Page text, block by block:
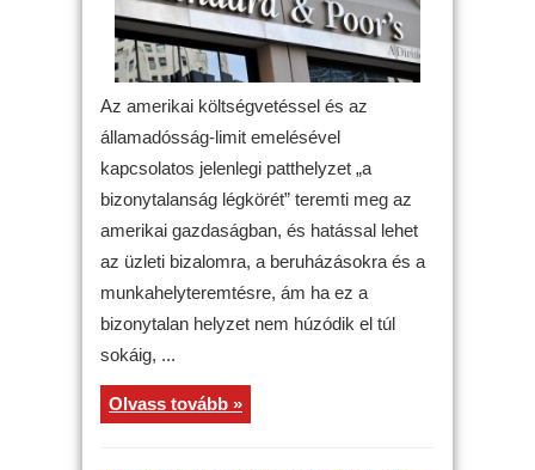
Az amerikai költségvetéssel és az
államadósság-limit emelésével
kapcsolatos jelenlegi patthelyzet „a
bizonytalanság légkörét” teremti meg az
amerikai gazdaságban, és hatással lehet
az üzleti bizalomra, a beruházásokra és a
munkahelyteremtésre, ám ha ez a
bizonytalan helyzet nem húzódik el túl
sokáig, ...
Olvass tovább »